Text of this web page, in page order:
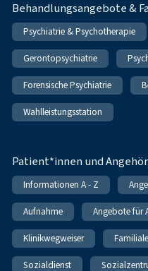
Behandlungsangebote &
Psychiatrie & Psychotherapie
Gerontopsychiatrie
Forensische Psychiatrie
Wahlleistungsstation
Patient*innen und
Informationen A - Z
Aufnahme Angebote für
Klinikwegweiser
Sozialdienst